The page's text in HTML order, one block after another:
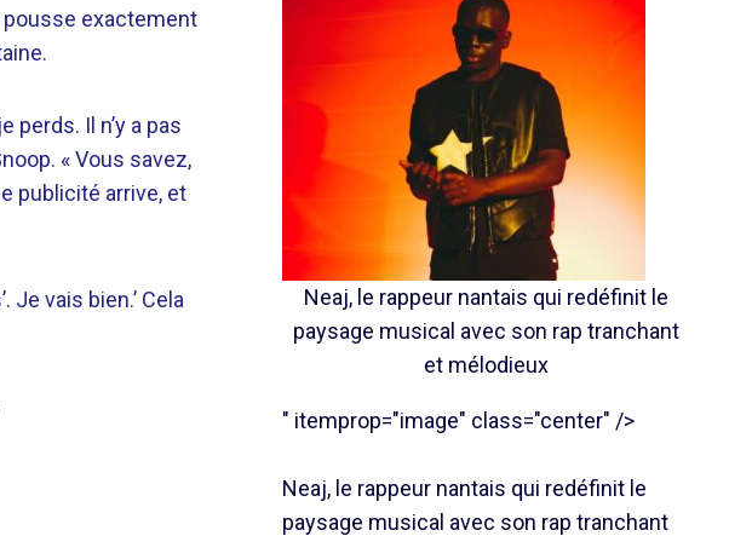
pousse exactement
perds. Il n’y a pas
« Vous savez,
publicité arrive, et
Je vais bien.’ Cela
Neaj, le rappeur nantais qui redéfinit le
paysage musical avec son rap tranchant
et mélodieux
" itemprop="image" class="center" />
Neaj, le rappeur nantais qui redéfinit le
paysage musical avec son rap tranchant